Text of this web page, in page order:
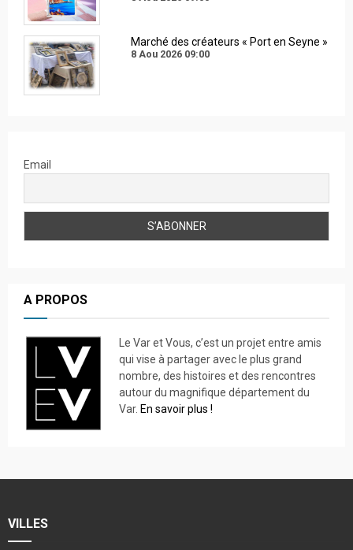
Marché des créateurs « Port en Seyne »
8 Aou 2026 09:00
Email
A PROPOS
Le Var et Vous, c’est un projet entre amis
qui vise à partager avec le plus grand
nombre, des histoires et des rencontres
autour du magnifique département du
Var. En savoir plus !
VILLES